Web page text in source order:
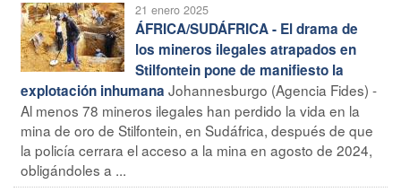
21 enero 2025
ÁFRICA/SUDÁFRICA - El drama de
los mineros ilegales atrapados en
Stilfontein pone de manifiesto la
explotación inhumana Johannesburgo (Agencia Fides) -
Al menos 78 mineros ilegales han perdido la vida en la
mina de oro de Stilfontein, en Sudáfrica, después de que
la policía cerrara el acceso a la mina en agosto de 2024,
obligándoles a ...